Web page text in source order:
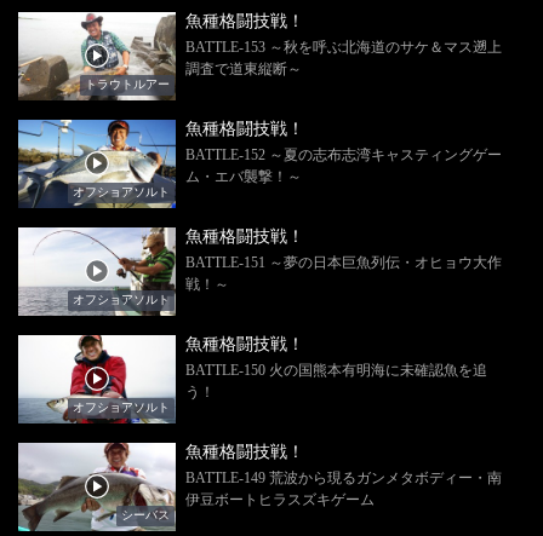
トラウトルアー
魚種格闘技戦！
BATTLE-153 ～秋を呼ぶ北海道のサケ＆マス遡上
調査で道東縦断～
オフショアソルト
魚種格闘技戦！
BATTLE-152 ～夏の志布志湾キャスティングゲー
ム・エバ襲撃！～
オフショアソルト
魚種格闘技戦！
BATTLE-151 ～夢の日本巨魚列伝・オヒョウ大作
戦！～
オフショアソルト
魚種格闘技戦！
BATTLE-150 火の国熊本有明海に未確認魚を追
う！
シーバス
魚種格闘技戦！
BATTLE-149 荒波から現るガンメタボディー・南
伊豆ボートヒラスズキゲーム